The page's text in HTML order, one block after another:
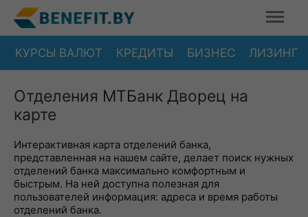
КУРСЫ ВАЛЮТ КРЕДИТЫ БИЗНЕС ЛИЗИНГ
Отделения МТБанк Дворец на
карте
Интерактивная карта отделений банка,
представленная на нашем сайте, делает поиск нужных
отделений банка максимально комфортным и
быстрым. На ней доступна полезная для
пользователей информация: адреса и время работы
отделений банка.